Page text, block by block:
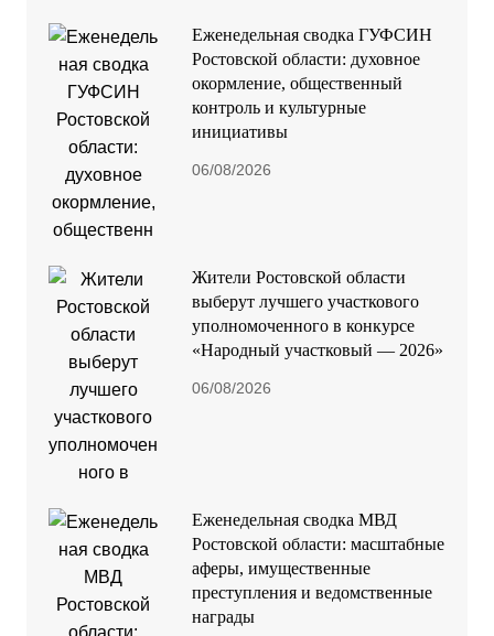
Еженедельная сводка ГУФСИН
Ростовской области: духовное
окормление, общественный
контроль и культурные
инициативы
06/08/2026
Жители Ростовской области
выберут лучшего участкового
уполномоченного в конкурсе
«Народный участковый — 2026»
06/08/2026
Еженедельная сводка МВД
Ростовской области: масштабные
аферы, имущественные
преступления и ведомственные
награды